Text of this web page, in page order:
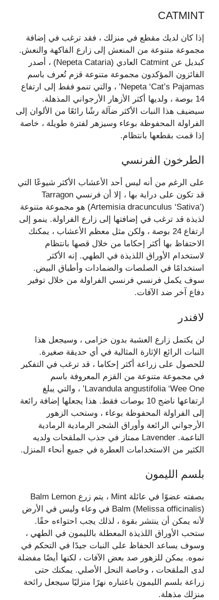
CATMINT
إذا كان لديك مقطع في منزلك ، فقد ترغب في إضافة
مجموعة متنوعة من المنعش إلى زارع الفاكهة والنعش.
كبديل عن Catmint العادي (Nepeta Cataria) ، أصدر
الفائزون المؤكدون مجموعة متنوعة قزم تُعرف باسم
Nepeta ‘Cat’s Pajamas’ ، والتي تنمو فقط إلى ارتفاع
14 بوصة ، ولديها أكثر الأزهار الأرجواني المذهلة.
سيضيف هذا النبات الأكثر ضآلة رشًا رائعًا من الألوان إلى
الفراولة المحفوظة بوعاء وسيزهر لفترة طويلة ، خاصة
إذا قمت بقطعها بانتظام.
الطرخون الفرنسي
على الرغم من أنه ليس أحد الأعشاب الأكثر شيوعًا التي
قد تكون على دراية بها ، إلا أن فرنسي Tarragon
(Artemisia dracunculus ‘Sativa’) هو مجموعة متنوعة
لذيذة قد ترغب في إضافتها إلى زارع الفراولة. ينمو إلى
ارتفاع 24 بوصة ، ولكن مثل معظم الأعشاب ، يمكنك
الاحتفاظ بها أكثر إحكاما من خلال قصها بانتظام
لاستخدام الأوراق اللذيذة في الطهي. إنه الأكثر
استخدامًا في الصلصات والضمادات وأطباق البيض.
سوف يكمل فرنسي فرنسي الفراولة من خلال توفير
دفاع آخر ضد الآفات.
لافندر
لن يكتمل زارع العشبة بدون خزامى ، وسيجعل هذا
النبات الرائع الإثارة المثالية في أي حديقة صغيرة.
للحصول على زراعة أكثر إحكاما ، قد ترغب في التفكير
في مجموعة متنوعة من القزم المعروفة باسم
Lavandula angustifolia ‘Wee One’ ، والتي يبلغ
ارتفاعها ناضج 10 بوصات فقط. هذا يجعلها إضافة رائعة
إلى الفراولة المحفوظة بوعاء ، وستحب الزهور
الأرجواني الرائعة وأوراق الشجر الرمادية الرمادية
الناعمة. Lavender ممتاز في جذب الملقحات ولديه
الكثير من الاستخدامات العطرة في جميع أنحاء المنزل.
بلسم الليمون
بصفته عضوًا في عائلة Mint ، يتم زرع Balm Lemon
Balm (Melissa officinalis) في وعاء وليس في الأرض
لأنه يمكن أن ينتشر بقوة ، لذلك يجب احتواءه حقًا.
ستحب الأوراق اللذيذة المعطلة بالليمون في الطهي ،
وسوف يساعد الحفاظ على النبات جيدًا في التحكم في
نموه. يمكن للزهور صد بعض الآفات ، لكنها أيضًا مفضلة
لدى الملقحات ، وخاصة النحل الأصلي. يمكنك حتى
زراعة بلسم الليمون باعتباره نهرًا منزليًا سيجعل رائحة
منزلك مذهلة.